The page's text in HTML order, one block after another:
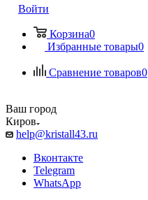
Войти
Корзина0
Избранные товары0
Сравнение товаров0
Ваш город
Киров
help@kristall43.ru
Вконтакте
Telegram
WhatsApp